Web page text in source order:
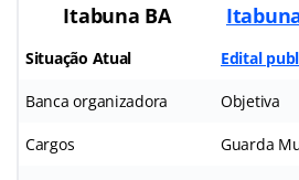
Itabuna BA
Situação Atual Edital
Banca organizadora Objetiva
Cargos Guarda